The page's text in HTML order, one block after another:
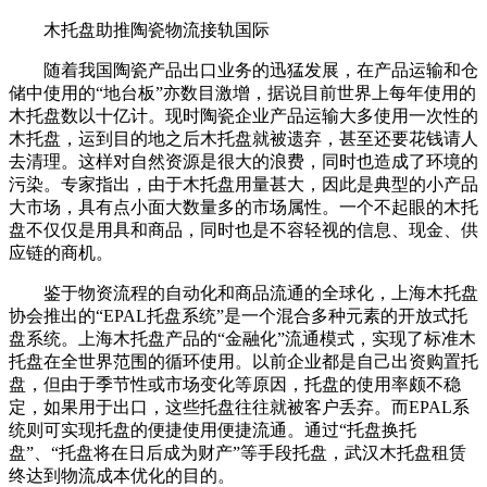
木托盘助推陶瓷物流接轨国际
随着我国陶瓷产品出口业务的迅猛发展，在产品运输和仓
储中使用的“地台板”亦数目激增，据说目前世界上每年使用的
木托盘数以十亿计。现时陶瓷企业产品运输大多使用一次性的
木托盘，运到目的地之后木托盘就被遗弃，甚至还要花钱请人
去清理。这样对自然资源是很大的浪费，同时也造成了环境的
污染。专家指出，由于木托盘用量甚大，因此是典型的小产品
大市场，具有点小面大数量多的市场属性。一个不起眼的木托
盘不仅仅是用具和商品，同时也是不容轻视的信息、现金、供
应链的商机。
鉴于物资流程的自动化和商品流通的全球化，上海木托盘
协会推出的“EPAL托盘系统”是一个混合多种元素的开放式托
盘系统。上海木托盘产品的“金融化”流通模式，实现了标准木
托盘在全世界范围的循环使用。以前企业都是自己出资购置托
盘，但由于季节性或市场变化等原因，托盘的使用率颇不稳
定，如果用于出口，这些托盘往往就被客户丢弃。而EPAL系
统则可实现托盘的便捷使用便捷流通。通过“托盘换托
盘”、“托盘将在日后成为财产”等手段托盘，武汉木托盘租赁
终达到物流成本优化的目的。